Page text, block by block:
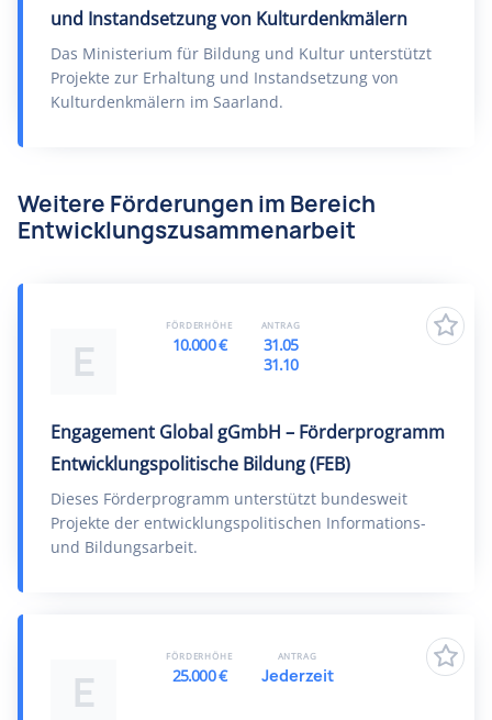
und Instandsetzung von Kulturdenkmälern
Das Ministerium für Bildung und Kultur unterstützt
Projekte zur Erhaltung und Instandsetzung von
Kulturdenkmälern im Saarland.
Weitere Förderungen im Bereich
Entwicklungszusammenarbeit
E
Engagement Global gGmbH – Förderprogramm
Entwicklungspolitische Bildung (FEB)
Dieses Förderprogramm unterstützt bundesweit
Projekte der entwicklungspolitischen Informations-
und Bildungsarbeit.
FÖRDERHÖHE
10.000 €
ANTRAG
31.05
31.10
E
FÖRDERHÖHE
25.000 €
ANTRAG
Jederzeit